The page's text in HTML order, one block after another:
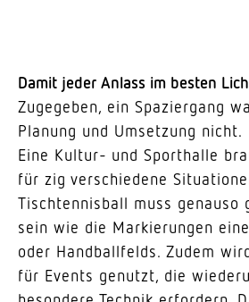
Damit jeder Anlass im besten
Zuge­geben, ein Spaziergang
Planung und Umsetzung nicht.
Eine Kultur- und Sport­halle
für zig verschiedene
Tisch­ten­nisball muss genauso
sein wie die Markie­rungen
oder Hand­ball­felds. Zudem
für Events genutzt, die